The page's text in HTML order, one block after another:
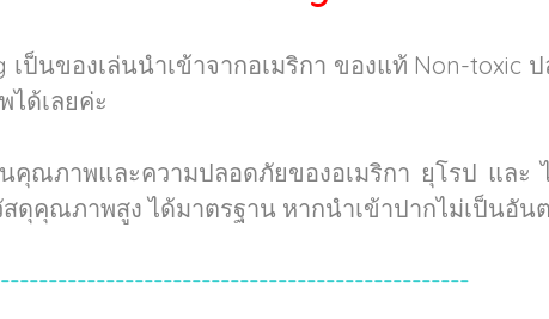
ป็นของเล่นนำเข้าจากอเมริกา ของแท้ Non-toxic
ด้เลยค่ะ
ณภาพและความปลอดภัยของอเมริกา ยุโรป และ
ดุคุณภาพสูง ได้มาตรฐาน หากนำเข้าปากไม่เป็นอัน